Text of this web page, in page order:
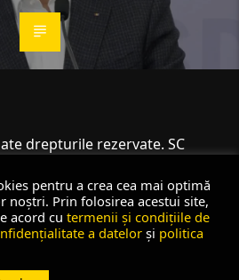
drepturile rezervate. SC
pentru a crea cea mai optimă
noștri. Prin folosirea acestui site,
acord cu termenii și condițiile de
a datelor și politica